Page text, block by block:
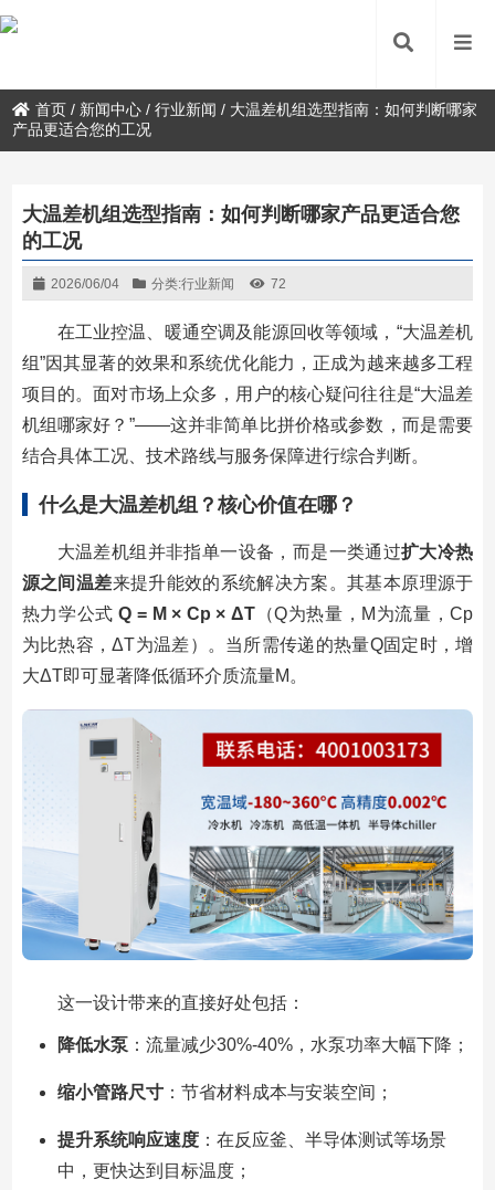
首页 / 新闻中心 /行业新闻 / 大温差机组选型指南：如何判断哪家
产品更适合您的工况
大温差机组选型指南：如何判断哪家产品更适合您
的工况
2026/06/04 分类:行业新闻 72
在工业控温、暖通空调及能源回收等领域，“大温差机
组”因其显著的效果和系统优化能力，正成为越来越多工程
项目的。面对市场上众多，用户的核心疑问往往是“大温差
机组哪家好？”——这并非简单比拼价格或参数，而是需要
结合具体工况、技术路线与服务保障进行综合判断。
什么是大温差机组？核心价值在哪？
大温差机组并非指单一设备，而是一类通过扩大冷热
源之间温差来提升能效的系统解决方案。其基本原理源于
热力学公式Q = M × Cp × ΔT（Q为热量，M为流量，Cp
为比热容，ΔT为温差）。当所需传递的热量Q固定时，增
大ΔT即可显著降低循环介质流量M。
这一设计带来的直接好处包括：
降低水泵：流量减少30%-40%，水泵功率大幅下降；
缩小管路尺寸：节省材料成本与安装空间；
提升系统响应速度：在反应釜、半导体测试等场景
中，更快达到目标温度；